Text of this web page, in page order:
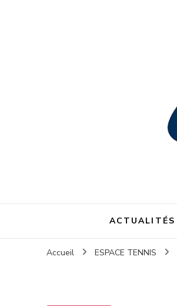
ACTUALITÉS
Accueil ESPACE TENNIS